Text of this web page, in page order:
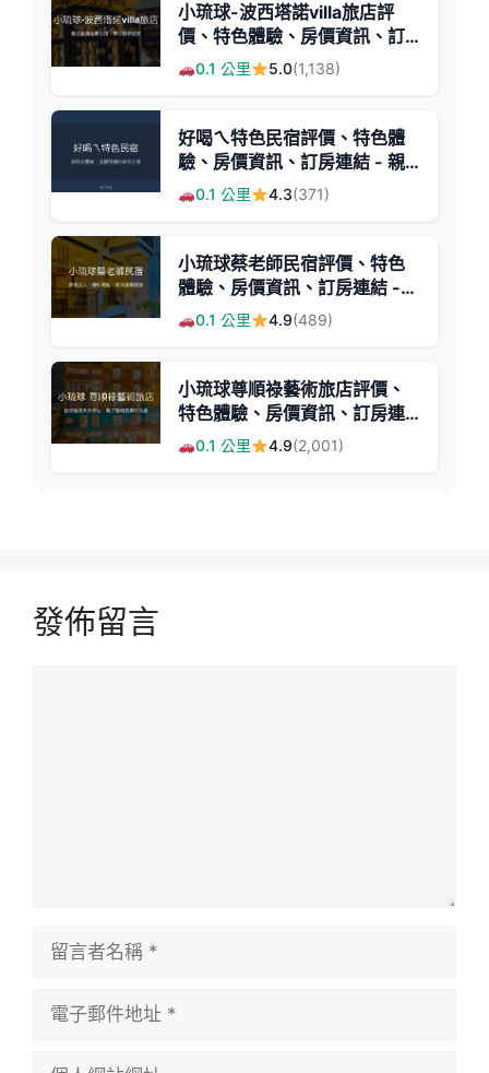
小琉球-波西塔諾villa旅店評
價、特色體驗、房價資訊、訂
房連結 - 義大利風情與親切服
0.1 公里 5.0(1,138)
好喝ㄟ特色民宿評價、特色體
驗、房價資訊、訂房連結 - 親
切服務與在地導覽
0.1 公里 4.3(371)
小琉球蔡老師民宿評價、特色
體驗、房價資訊、訂房連結 -
熱情主人與便利地點
0.1 公里 4.9(489)
小琉球尊順祿藝術旅店評價、
特色體驗、房價資訊、訂房連
結 - 藝術風格親子友善民宿
0.1 公里 4.9(2,001)
發佈留言